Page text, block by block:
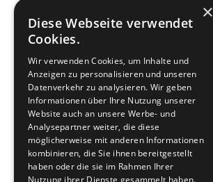
×
Diese Webseite verwendet
Cookies.
Wir verwenden Cookies, um Inhalte und
Anzeigen zu personalisieren und unseren
Datenverkehr zu analysieren. Wir geben
Informationen über Ihre Nutzung unserer
Website auch an unsere Werbe- und
Analysepartner weiter, die diese
möglicherweise mit anderen Informationen
kombinieren, die Sie ihnen bereitgestellt
haben oder die sie im Rahmen Ihrer
Nutzung ihrer Dienste gesammelt haben.